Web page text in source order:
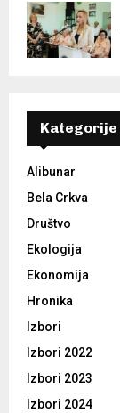
Kategorije
Alibunar
Bela Crkva
Društvo
Ekologija
Ekonomija
Hronika
Izbori
Izbori 2022
Izbori 2023
Izbori 2024